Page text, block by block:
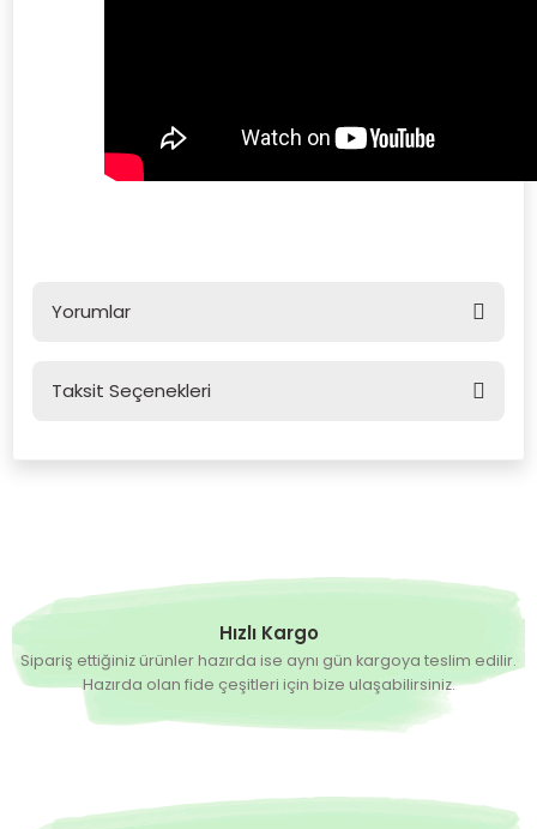
Yorumlar
Taksit Seçenekleri
Hızlı Kargo
Sipariş ettiğiniz ürünler hazırda ise aynı gün kargoya teslim edilir.
Hazırda olan fide çeşitleri için bize ulaşabilirsiniz.